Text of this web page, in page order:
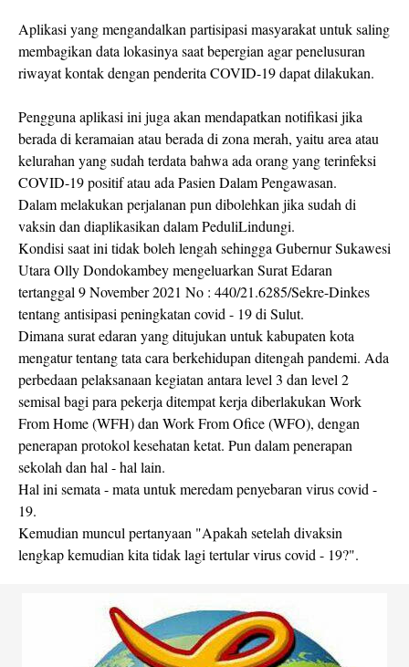
Aplikasi yang mengandalkan partisipasi masyarakat untuk saling
membagikan data lokasinya saat bepergian agar penelusuran
riwayat kontak dengan penderita COVID-19 dapat dilakukan.
Pengguna aplikasi ini juga akan mendapatkan notifikasi jika
berada di keramaian atau berada di zona merah, yaitu area atau
kelurahan yang sudah terdata bahwa ada orang yang terinfeksi
COVID-19 positif atau ada Pasien Dalam Pengawasan.
Dalam melakukan perjalanan pun dibolehkan jika sudah di
vaksin dan diaplikasikan dalam PeduliLindungi.
Kondisi saat ini tidak boleh lengah sehingga Gubernur Sukawesi
Utara Olly Dondokambey mengeluarkan Surat Edaran
tertanggal 9 November 2021 No : 440/21.6285/Sekre-Dinkes
tentang antisipasi peningkatan covid - 19 di Sulut.
Dimana surat edaran yang ditujukan untuk kabupaten kota
mengatur tentang tata cara berkehidupan ditengah pandemi. Ada
perbedaan pelaksanaan kegiatan antara level 3 dan level 2
semisal bagi para pekerja ditempat kerja diberlakukan Work
From Home (WFH) dan Work From Ofice (WFO), dengan
penerapan protokol kesehatan ketat. Pun dalam penerapan
sekolah dan hal - hal lain.
Hal ini semata - mata untuk meredam penyebaran virus covid -
19.
Kemudian muncul pertanyaan "Apakah setelah divaksin
lengkap kemudian kita tidak lagi tertular virus covid - 19?".